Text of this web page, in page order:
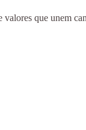
que unem